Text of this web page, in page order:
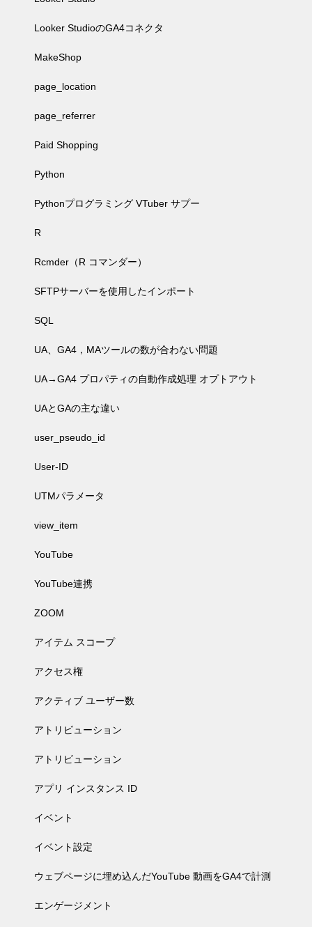
Looker StudioのGA4コネクタ
MakeShop
page_location
page_referrer
Paid Shopping
Python
Pythonプログラミング VTuber サプー
R
Rcmder（R コマンダー）
SFTPサーバーを使用したインポート
SQL
UA、GA4，MAツールの数が合わない問題
UA→GA4 プロパティの自動作成処理 オプトアウト
UAとGAの主な違い
user_pseudo_id
User-ID
UTMパラメータ
view_item
YouTube
YouTube連携
ZOOM
アイテム スコープ
アクセス権
アクティブ ユーザー数
アトリビューション
アトリビューション
アプリ インスタンス ID
イベント
イベント設定
ウェブページに埋め込んだYouTube 動画をGA4で計測
エンゲージメント